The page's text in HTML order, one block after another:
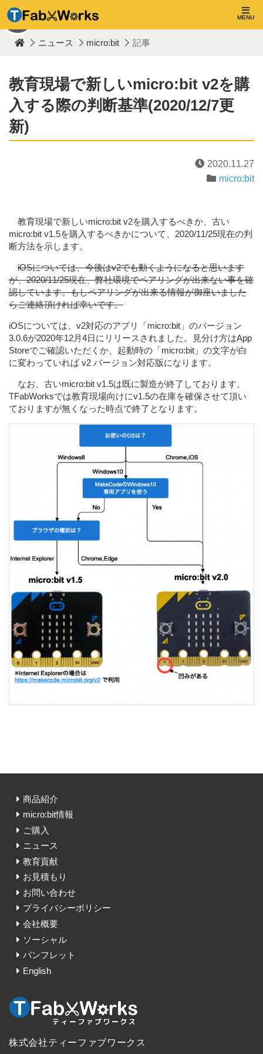
TOP
a
W
s
MENU
ニュース micro:bit 記事
教育現場で新しいmicro:bit v2を購
入する際の判断基準(2020/12/7更
新)
2020.11.27
micro:bit
教育現場で新しいmicro:bit v2を購入するべきか、古い
micro:bit v1.5を購入するべきかについて、2020/11/25現在の判
断方法を示します。
iOSについては、今後はv2でも動くようになると思います
が、2020/11/25現在、弊社環境でペアリングが出来ない事を確
認しています。もしペアリングが出来る情報が御座いました
らご連絡頂ければ幸いです。
iOSについては、v2対応のアプリ「micro:bit」のバージョン
3.0.6が2020年12月4日にリリースされました。見分け方はApp
Storeでご確認いただくか、起動時の「micro:bit」の文字が白
に変わっていれば v2 バージョン対応版になります。
なお、古いmicro:bit v1.5は既に製造が終了しております。
TFabWorksでは教育現場向けにv1.5の在庫を確保させて頂い
ておりますが無くなった時点で終了となります。
商品紹介
micro:bit情報
ご購入
ニュース
教育貢献
お見積もり
お問い合わせ
プライバシーポリシー
会社概要
ソーシャル
パンフレット
English
株式会社ティーファブワークス